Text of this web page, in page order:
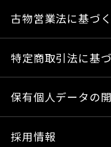
古物営業法に基づ
特定商取引法に基
保有個人データの
採用情報